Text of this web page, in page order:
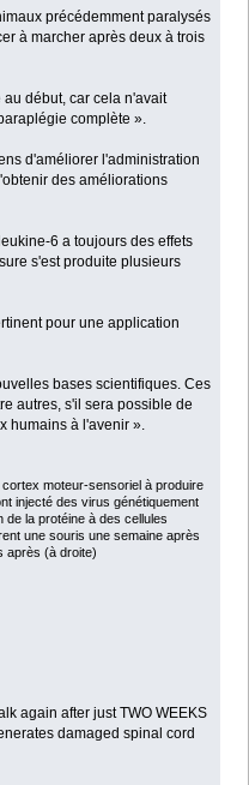
précédemment paralysés
à marcher après deux à trois
début, car cela n'avait
complète ».
d'améliorer l'administration
des améliorations
6 a toujours des effets
s'est produite plusieurs
pour une application
bases scientifiques. Ces
autres, s'il sera possible de
humains à l'avenir ».
cortex moteur-sensoriel à produire
injecté des virus génétiquement
de la protéine à des cellules
une souris une semaine après
après (à droite)
again after just TWO WEEKS
damaged spinal cord